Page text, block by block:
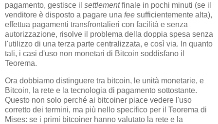
pagamento, gestisce il settlementfinale in pochi minuti (se il
venditore è disposto a pagare una fee sufficientemente alta),
effettua pagamenti transfrontalieri con facilità e senza
autorizzazione, risolve il problema della doppia spesa senza
l'utilizzo di una terza parte centralizzata, e così via. In quanto
tali, i casi d'uso non monetari di Bitcoin soddisfano il
Teorema.
Ora dobbiamo distinguere tra bitcoin, le unità monetarie, e
Bitcoin, la rete e la tecnologia di pagamento sottostante.
Questo non solo perché ai bitcoiner piace vedere l'uso
corretto dei termini, ma più nello specifico per il Teorema di
Mises: se i primi bitcoiner hanno valutato la rete e la